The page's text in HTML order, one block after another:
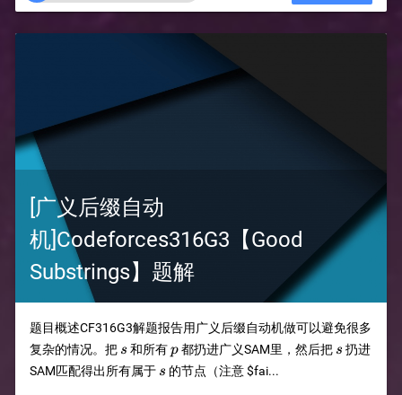
[广义后缀自动
机]Codeforces316G3【Good
Substrings】题解
题目概述CF316G3解题报告用广义后缀自动机做可以避免很多
复杂的情况。把 s
s 和所有p
p都扔进广义SAM里，然后把 s
s 扔进
SAM匹配得出所有属于 s
s 的节点（注意$fai...